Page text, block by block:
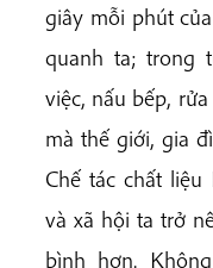
giây mỗi phút
quanh ta; trong
việc, nấu bếp,
mà thế giới, gia
Chế tác chất
và xã hội ta trở
bình hơn.